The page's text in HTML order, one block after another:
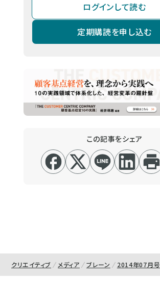
ログインして読む
定期購読を申し込む
この記事をシェア
クリエイティブ メディア ブレーン 2014年07月号